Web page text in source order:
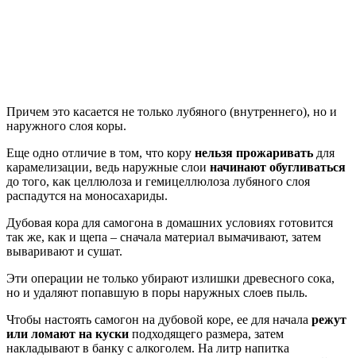
Причем это касается не только лубяного (внутреннего), но и
наружного слоя коры.
Еще одно отличие в том, что кору нельзя прожаривать для
карамелизации, ведь наружные слои начинают обугливаться
до того, как целлюлоза и гемицеллюлоза лубяного слоя
распадутся на моносахариды.
Дубовая кора для самогона в домашних условиях готовится
так же, как и щепа – сначала материал вымачивают, затем
вываривают и сушат.
Эти операции не только убирают излишки древесного сока,
но и удаляют попавшую в поры наружных слоев пыль.
Чтобы настоять самогон на дубовой коре, ее для начала режут
или ломают на куски подходящего размера, затем
накладывают в банку с алкоголем. На литр напитка